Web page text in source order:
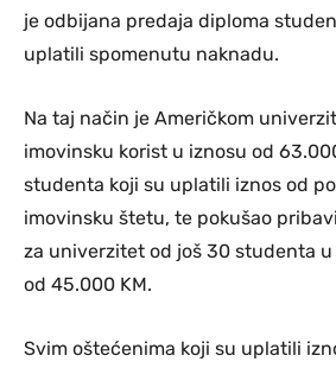
je odbijana predaja diploma
uplatili spomenutu naknadu.
Na taj način je Američkom
imovinsku korist u iznosu od
studenta koji su uplatili iznos od
imovinsku štetu, te pokušao
za univerzitet od još 30 studenta
od 45.000 KM.
Svim oštećenima koji su uplatili